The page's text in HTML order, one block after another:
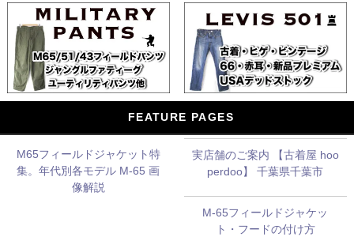
FEATURE PAGES
M65フィールドジャケット特
集。年代別各モデル M-65 画
像解説
実店舗のご案内 【古着屋 hoo
perdoo】 千葉県千葉市
M-65フィールドジャケッ
ト・フードの付け方